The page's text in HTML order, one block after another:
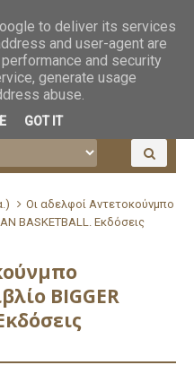
Οι αδελφοί Αντετοκούνμπο
BASKETBALL. Εκδόσεις
BIGGER
to deliver its services
and user-agent are
and security
generate usage
abuse.
GOT IT